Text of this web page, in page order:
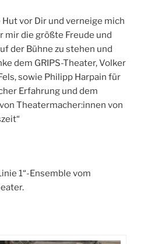
vor Dir und verneige mich
mir die größte Freude und
der Bühne zu stehen und
dem GRIPS-Theater, Volker
sowie Philipp Harpain für
Erfahrung und dem
Theatermacher:innen von
1“-Ensemble vom